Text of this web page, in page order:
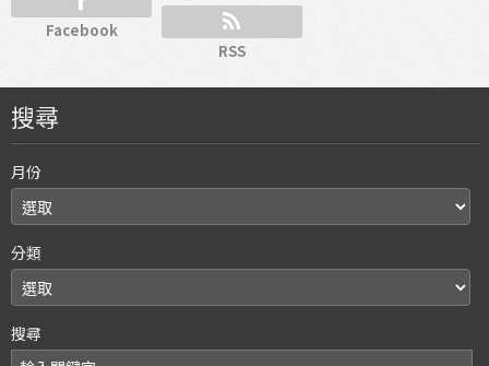
Facebook
RSS
搜尋
月份
分類
搜尋